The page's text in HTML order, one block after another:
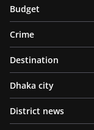
Budget
Crime
Destination
Dhaka city
District news